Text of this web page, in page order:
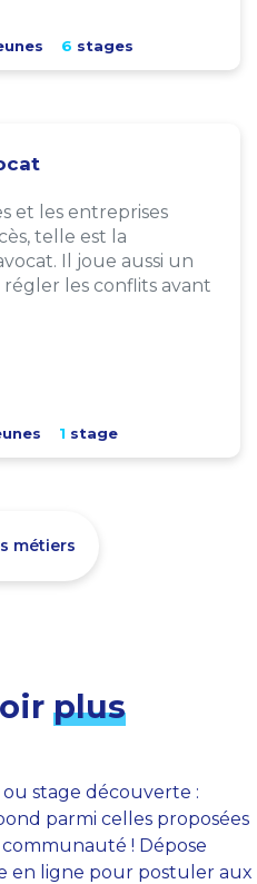
6 stages
et les entreprises
telle est la
Il joue aussi un
les conflits avant
1 stage
métiers
plus
stage découverte :
parmi celles proposées
! Dépose
en ligne pour postuler aux